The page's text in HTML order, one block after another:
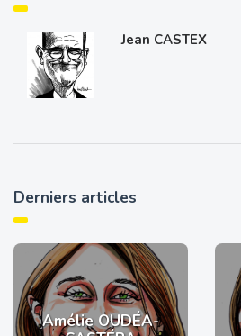
Jean CASTEX
Derniers articles
Amélie OUDÉA-